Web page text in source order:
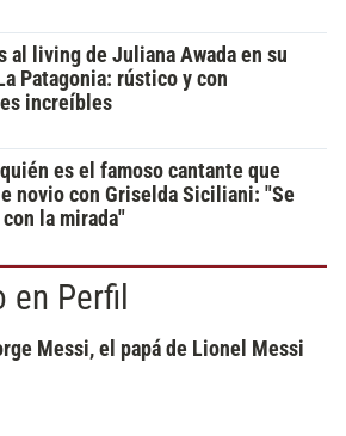
al living de Juliana Awada en su
Patagonia: rústico y con
increíbles
es el famoso cantante que
novio con Griselda Siciliani: "Se
con la mirada"
Perfil
Messi, el papá de Lionel Messi